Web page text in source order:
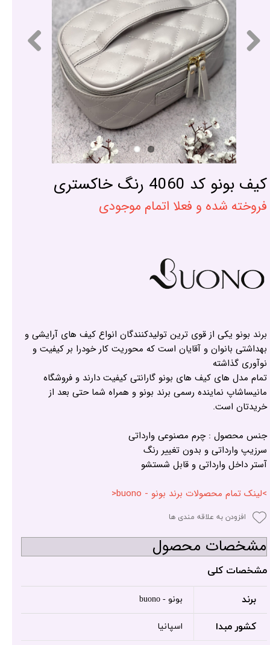
کیف بونو کد 4060 رنگ خاکستری
فروخته شده و فعلا اتمام موجودی
برند بونو یکی از قوی ترین تولیدکنندگان انواع کیف های آرایشی و
بهداشتی بانوان و آقایان است که محوریت کار خودرا بر کیفیت و
نوآوری گذاشته
تمام مدل های کیف های بونو گارانتی کیفیت دارند و فروشگاه
مانیساشاپ نماینده رسمی برند بونو و همراه شما حتی بعد از
خریدتان است.
جنس محصول : چرم مصنوعی وارداتی
سرزیپ وارداتی و بدون تغییر رنگ
آستر داخل وارداتی و قابل شستشو
>لینک تمام محصولات برند بونو - buono<
افزودن به علاقه مندی ها
مشخصات محصول
مشخصات کلی
برند بونو - buono
کشور مبدا اسپانیا